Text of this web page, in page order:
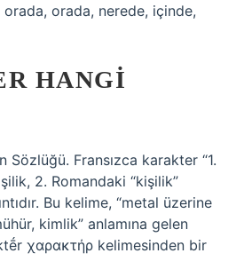
orada, nerede, içinde,
HANGI
Sözlüğü. Fransızca karakter “1.
2. Romandaki “kişilik”
Bu kelime, “metal üzerine
kimlik” anlamına gelen
χαρακτήρ kelimesinden bir